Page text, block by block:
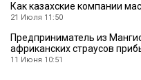
Как казахские компании
21 Июля 11:50
Предприниматель из
африканских страусов
11 Июня 10:51